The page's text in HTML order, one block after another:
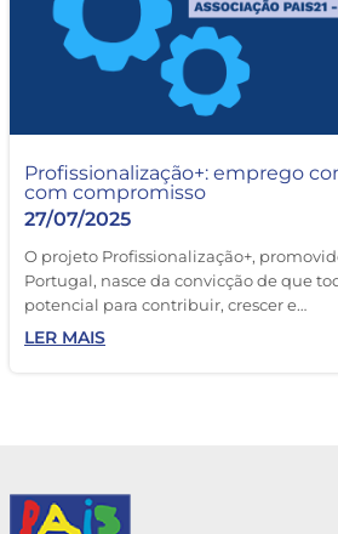
Profissionalização+: emprego
com compromisso
27/07/2025
O projeto Profissionalização+,
Portugal, nasce da convicção de que
potencial para contribuir, crescer e…
LER MAIS